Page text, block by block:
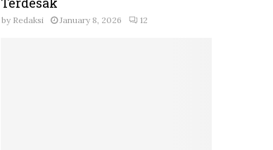
by Redaksi January 8, 2026 12